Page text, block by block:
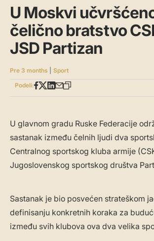
U Moskvi
čelično bratstvo
JSD Partizan
Pre 3 months Sport
Podeli:
U glavnom gradu Ruske Federacije
sastanak između čelnih ljudi dva
Centralnog sportskog kluba armije
Jugoslovenskog sportskog društva
Sastanak je bio posvećen strateškom
definisanju konkretnih koraka za
između svih klubova ova dva velika